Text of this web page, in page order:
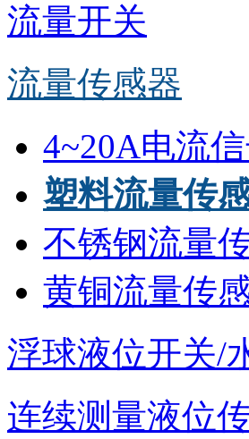
流量开关
流量传感器
4~20A电流
塑料流量传
不锈钢流量
黄铜流量传
浮球液位开关/
连续测量液位